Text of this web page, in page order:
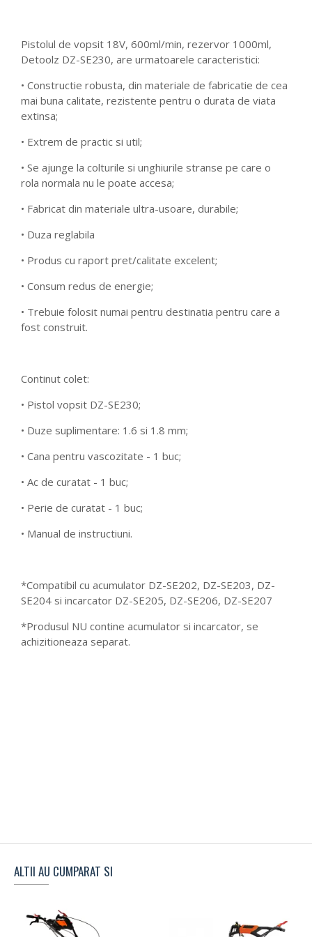
Pistolul de vopsit 18V, 600ml/min, rezervor 1000ml,
Detoolz DZ-SE230, are urmatoarele caracteristici:
• Constructie robusta, din materiale de fabricatie de cea
mai buna calitate, rezistente pentru o durata de viata
extinsa;
• Extrem de practic si util;
• Se ajunge la colturile si unghiurile stranse pe care o
rola normala nu le poate accesa;
• Fabricat din materiale ultra-usoare, durabile;
• Duza reglabila
• Produs cu raport pret/calitate excelent;
• Consum redus de energie;
• Trebuie folosit numai pentru destinatia pentru care a
fost construit.
Continut colet:
• Pistol vopsit DZ-SE230;
• Duze suplimentare: 1.6 si 1.8 mm;
• Cana pentru vascozitate - 1 buc;
• Ac de curatat - 1 buc;
• Perie de curatat - 1 buc;
• Manual de instructiuni.
*Compatibil cu acumulator DZ-SE202, DZ-SE203, DZ-
SE204 si incarcator DZ-SE205, DZ-SE206, DZ-SE207
*Produsul NU contine acumulator si incarcator, se
achizitioneaza separat.
ALTII AU CUMPARAT SI